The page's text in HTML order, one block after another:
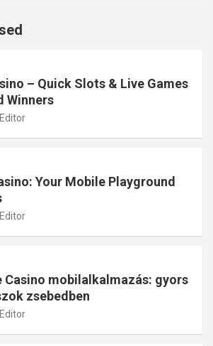
– Quick Slots & Live Games
Winners
Editor
Your Mobile Playground
Editor
Casino mobilalkalmazás: gyors
zsebedben
Editor